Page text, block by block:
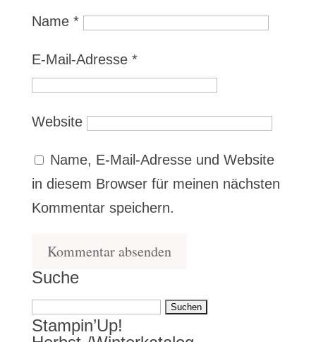
Name *
E-Mail-Adresse *
Website
Name, E-Mail-Adresse und Website
in diesem Browser für meinen nächsten
Kommentar speichern.
Suche
Suchen
nach:
Stampin’Up!